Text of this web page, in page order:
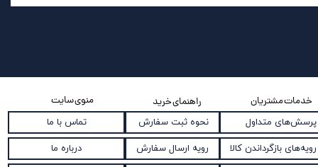
راهنمای خرید
نحوه ثبت سفارش
رویه ارسال سفارش
خدمات مشتریان
پرسش‌های متداول
رویه‌های بازگرداندن کالا
منوی سایت
تماس با ما
درباره ما